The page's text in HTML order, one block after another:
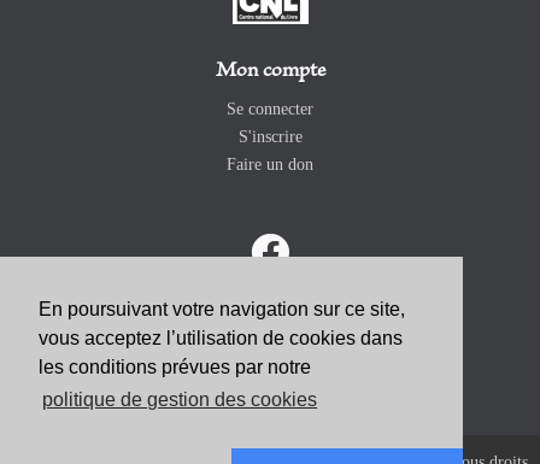
En poursuivant votre navigation sur ce site,
vous acceptez l’utilisation de cookies dans
les conditions prévues par notre
politique de gestion des cookies
Mon compte
Se connecter
S'inscrire
Faire un don
ABONNEZ-VOUS